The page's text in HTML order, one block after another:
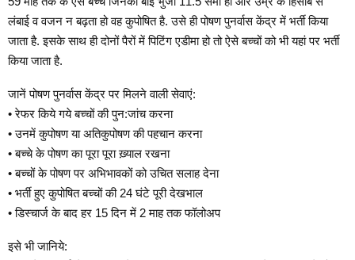
लंबाई व वजन न बढ़ता हो वह कुपोषित है. उसे ही पोषण पुनर्वास केंद्र में भर्ती किया
जाता है. इसके साथ ही दोनों पैरों में पिटिंग एडीमा हो तो ऐसे बच्चों को भी यहां पर भर्ती
किया जाता है.
जानें पोषण पुनर्वास केंद्र पर मिलने वाली सेवाएं:
• रेफर किये गये बच्चों की पुन:जांच करना
• उनमें कुपोषण या अतिकुपोषण की पहचान करना
• बच्चे के पोषण का पूरा पूरा ख़्याल रखना
• बच्चों के पोषण पर अभिभावकों को उचित सलाह देना
• भर्ती हुए कुपोषित बच्चों की 24 घंटे पूरी देखभाल
• डिस्चार्ज के बाद हर 15 दिन में 2 माह तक फॉलोअप
इसे भी जानिये: